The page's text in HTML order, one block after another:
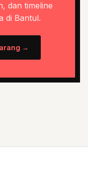
dan timeline
di Bantul.
→